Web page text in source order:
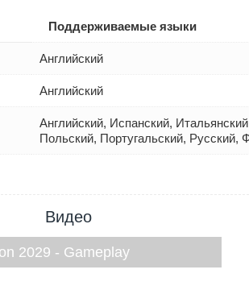
Поддерживаемые языки
Английский
Английский
Английский, Испанский,
Польский, Португальский, Русский,
Видео
2029 - Gameplay